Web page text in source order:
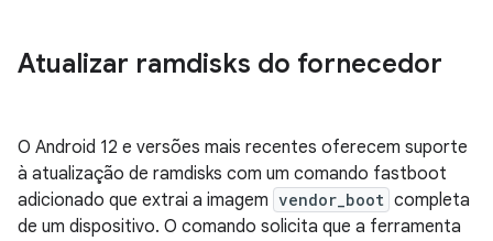
Atualizar ramdisks do fornecedor
O Android 12 e versões mais recentes oferecem suporte
à atualização de ramdisks com um comando fastboot
adicionado que extrai a imagem vendor_boot completa
de um dispositivo. O comando solicita que a ferramenta